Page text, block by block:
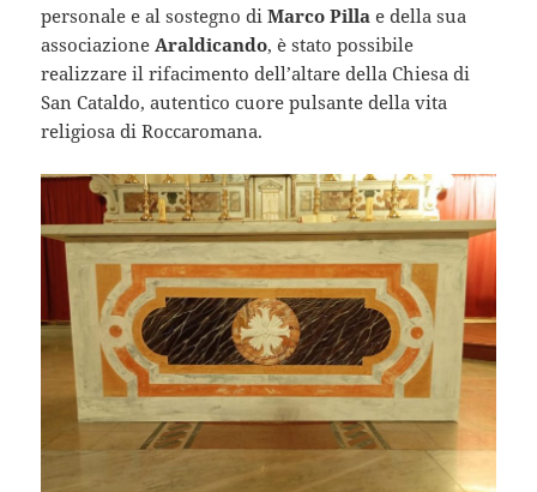
personale e al sostegno diMarco Pilla e della sua
associazione Araldicando, è stato possibile
realizzare il rifacimento dell’altare della Chiesa di
San Cataldo, autentico cuore pulsante della vita
religiosa di Roccaromana.